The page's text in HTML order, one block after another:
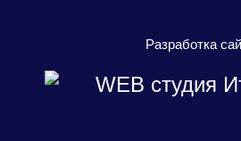
Разработка